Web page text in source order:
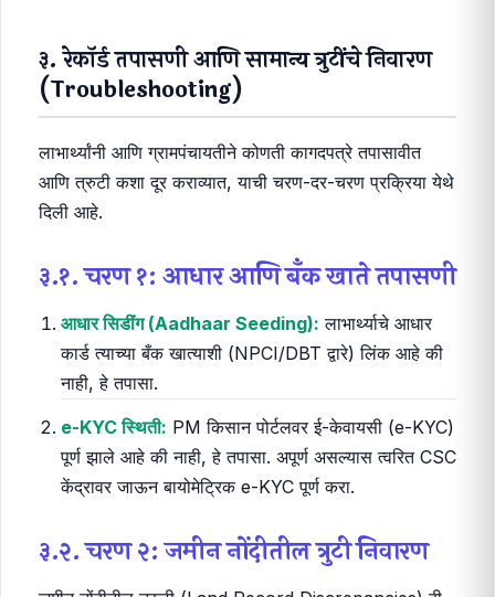
३. रेकॉर्ड तपासणी आणि सामान्य त्रुटींचे निवारण
(Troubleshooting)
लाभार्थ्यांनी आणि ग्रामपंचायतीने कोणती कागदपत्रे तपासावीत
आणि त्रुटी कशा दूर कराव्यात, याची चरण-दर-चरण प्रक्रिया येथे
दिली आहे.
३.१. चरण १: आधार आणि बँक खाते तपासणी
आधार सिडींग (Aadhaar Seeding): लाभार्थ्याचे आधार
कार्ड त्याच्या बँक खात्याशी (NPCI/DBT द्वारे) लिंक आहे की
नाही, हे तपासा.
e-KYC स्थिती: PM किसान पोर्टलवर ई-केवायसी (e-KYC)
पूर्ण झाले आहे की नाही, हे तपासा. अपूर्ण असल्यास त्वरित CSC
केंद्रावर जाऊन बायोमेट्रिक e-KYC पूर्ण करा.
३.२. चरण २: जमीन नोंदीतील त्रुटी निवारण